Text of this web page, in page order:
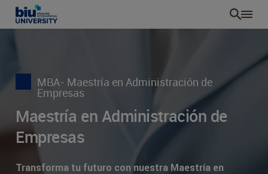
Pasar
MBA- Maestría en Administración de
Empresas
Maestría en Administración de
Empresas
Transforma tu futuro con nuestra Maestría en